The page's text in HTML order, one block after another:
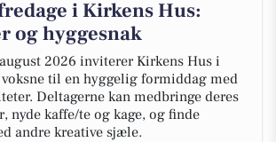
i Kirkens Hus:
og hyggesnak
2026 inviterer Kirkens Hus i
voksne til en hyggelig formiddag med
Deltagerne kan medbringe deres
nyde kaffe/te og kage, og finde
andre kreative sjæle.